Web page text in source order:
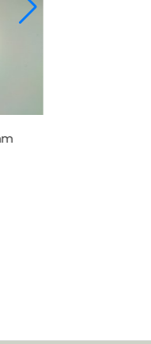
Agate de botswana